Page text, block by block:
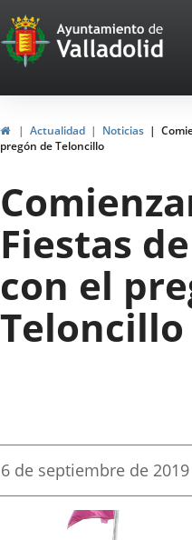
Portal
Web
del
de
Valladolid
InicioActualidad Noticias
pregón de Teloncillo
Fiestas
con el
Teloncillo
Fecha
la
6 de septiembre de 2019